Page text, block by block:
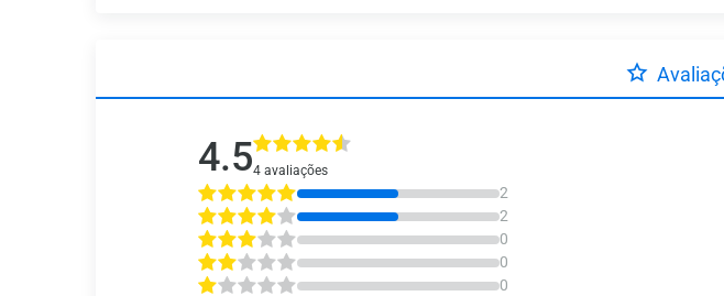
4.54 avaliações
2
2
0
0
0